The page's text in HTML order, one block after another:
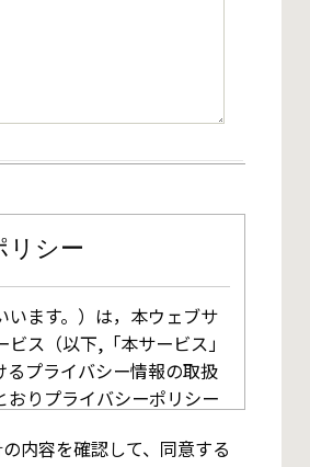
リシー
います。）は，本ウェブサ
ス（以下,「本サービス」
るプライバシー情報の取扱
おりプライバシーポリシー
内容を確認して、同意する